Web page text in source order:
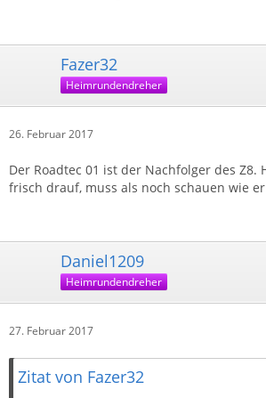
Fazer32
Heimrundendreher
26. Februar 2017
Der Roadtec 01 ist der Nachfolger des Z8.
frisch drauf, muss als noch schauen wie
Daniel1209
Heimrundendreher
27. Februar 2017
Zitat von Fazer32